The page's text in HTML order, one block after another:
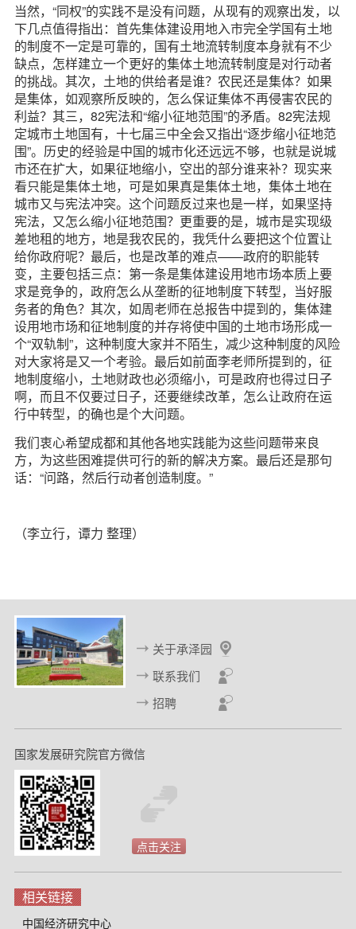
当然，“同权”的实践不是没有问题，从现有的观察出发，以
下几点值得指出：首先集体建设用地入市完全学国有土地
的制度不一定是可靠的，国有土地流转制度本身就有不少
缺点，怎样建立一个更好的集体土地流转制度是对行动者
的挑战。其次，土地的供给者是谁？农民还是集体？如果
是集体，如观察所反映的，怎么保证集体不再侵害农民的
利益？其三，82宪法和“缩小征地范围”的矛盾。82宪法规
定城市土地国有，十七届三中全会又指出“逐步缩小征地范
围”。历史的经验是中国的城市化还远远不够，也就是说城
市还在扩大，如果征地缩小，空出的部分谁来补？现实来
看只能是集体土地，可是如果真是集体土地，集体土地在
城市又与宪法冲突。这个问题反过来也是一样，如果坚持
宪法，又怎么缩小征地范围？更重要的是，城市是实现级
差地租的地方，地是我农民的，我凭什么要把这个位置让
给你政府呢？最后，也是改革的难点——政府的职能转
变，主要包括三点：第一条是集体建设用地市场本质上要
求是竞争的，政府怎么从垄断的征地制度下转型，当好服
务者的角色？其次，如周老师在总报告中提到的，集体建
设用地市场和征地制度的并存将使中国的土地市场形成一
个“双轨制”，这种制度大家并不陌生，减少这种制度的风险
对大家将是又一个考验。最后如前面李老师所提到的，征
地制度缩小，土地财政也必须缩小，可是政府也得过日子
啊，而且不仅要过日子，还要继续改革，怎么让政府在运
行中转型，的确也是个大问题。
我们衷心希望成都和其他各地实践能为这些问题带来良
方，为这些困难提供可行的新的解决方案。最后还是那句
话：“问路，然后行动者创造制度。”
（李立行，谭力 整理）
关于承泽园
联系我们
招聘
国家发展研究院官方微信
点击关注
相关链接
中国经济研究中心